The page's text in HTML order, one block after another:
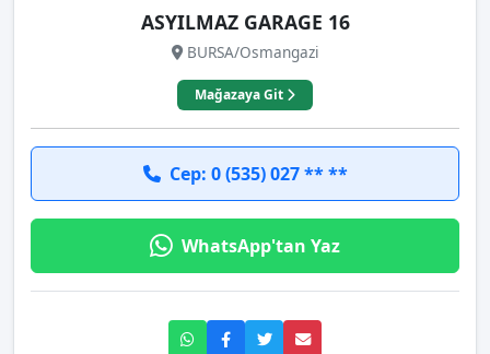
ASYILMAZ GARAGE 16
BURSA/Osmangazi
Mağazaya Git
Cep: 0 (535) 027 ** **
WhatsApp'tan Yaz